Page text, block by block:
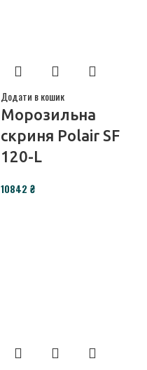
Додати в кошик
Морозильна
скриня Polair SF
120-L
10842 ₴